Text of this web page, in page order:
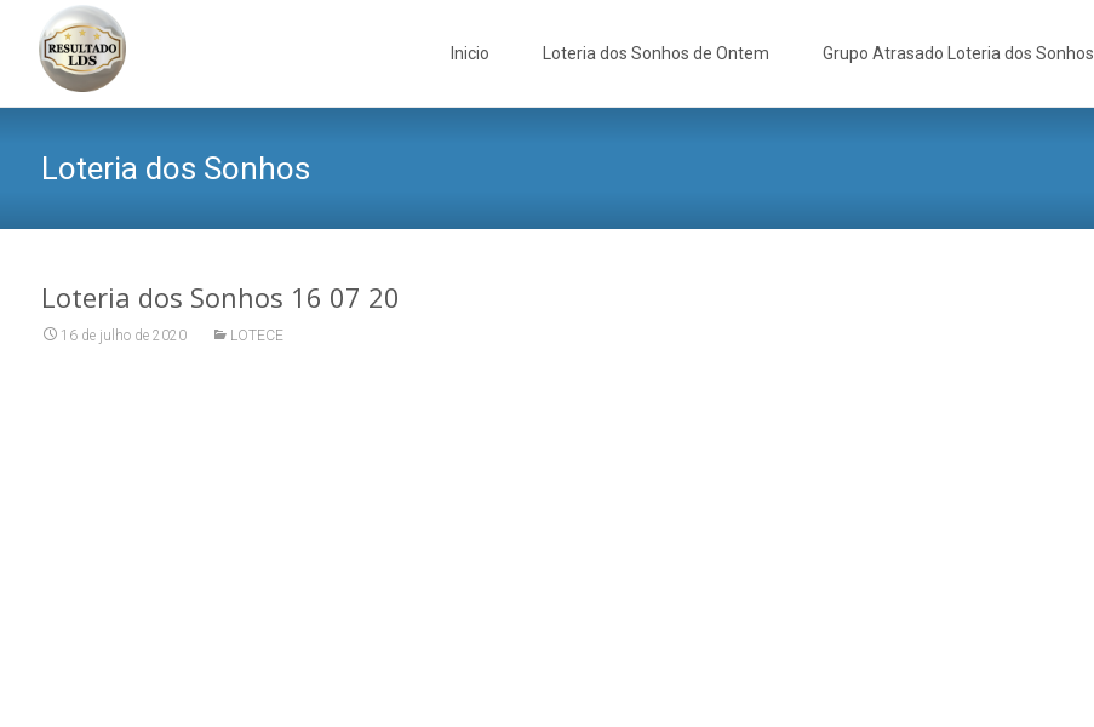
Inicio Loteria dos Sonhos de Ontem Grupo Atrasado Loteria dos Sonhos
Loteria dos Sonhos
Loteria dos Sonhos 16 07 20
16 de julho de 2020 LOTECE